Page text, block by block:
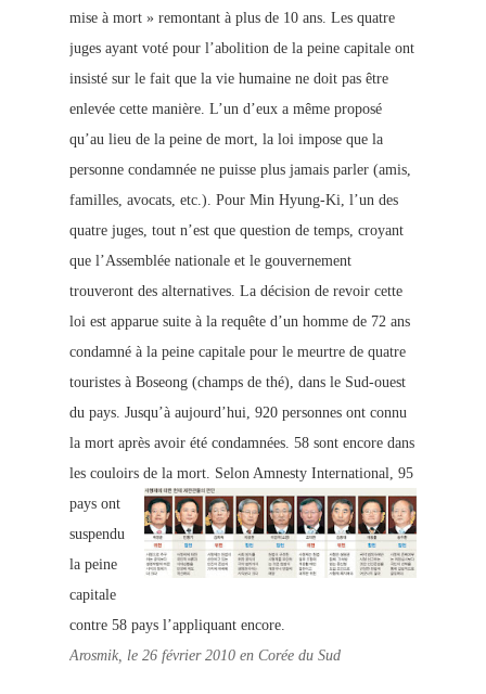
mise à mort » remontant à plus de 10 ans. Les quatre
juges ayant voté pour l’abolition de la peine capitale ont
insisté sur le fait que la vie humaine ne doit pas être
enlevée cette manière. L’un d’eux a même proposé
qu’au lieu de la peine de mort, la loi impose que la
personne condamnée ne puisse plus jamais parler (amis,
familles, avocats, etc.). Pour Min Hyung-Ki, l’un des
quatre juges, tout n’est que question de temps, croyant
que l’Assemblée nationale et le gouvernement
trouveront des alternatives. La décision de revoir cette
loi est apparue suite à la requête d’un homme de 72 ans
condamné à la peine capitale pour le meurtre de quatre
touristes à Boseong (champs de thé), dans le Sud-ouest
du pays. Jusqu’à aujourd’hui, 920 personnes ont connu
la mort après avoir été condamnées. 58 sont encore dans
les couloirs de la mort. Selon Amnesty International, 95
pays ont
suspendu
la peine
capitale
contre 58 pays l’appliquant encore.
Arosmik, le 26 février 2010 en Corée du Sud